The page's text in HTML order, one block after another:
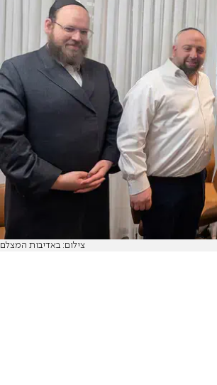
צילום: באדיבות המצלם